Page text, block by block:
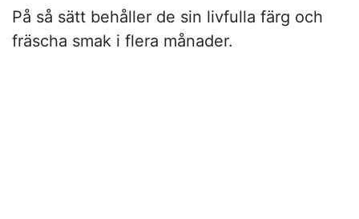
På så sätt behåller de sin livfulla färg och
fräscha smak i flera månader.